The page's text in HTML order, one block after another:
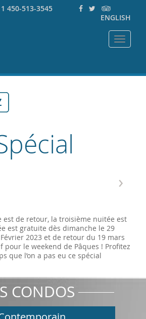
1 450-513-3545
ENGLISH
Toggle
›
est de retour, la troisième nuitée est
est gratuite dès dimanche le 29
2023 et de retour du 19 mars
pour le weekend de Pâques ! Profitez
que l’on a pas eu ce spécial
CONDOS